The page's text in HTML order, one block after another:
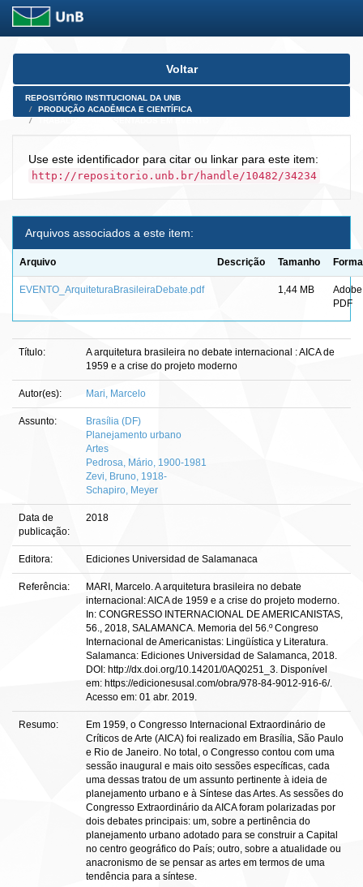
Skip
Voltar
REPOSITÓRIO INSTITUCIONAL DA UNB
PRODUÇÃO ACADÊMICA E CIENTÍFICA
Use este identificador para citar ou linkar para este item:
http://repositorio.unb.br/handle/10482/34234
Arquivos associados a este item:
Arquivo Descrição Tamanho
EVENTO_ArquiteturaBrasileiraDebate.pdf 1,44 MB
Adobe
PDF
Título:
A arquitetura brasileira no debate internacional : AICA de
1959 e a crise do projeto moderno
Autor(es): Mari, Marcelo
Assunto:
Brasília (DF)
Planejamento urbano
Artes
Pedrosa, Mário, 1900-1981
Zevi, Bruno, 1918-
Schapiro, Meyer
Data de
publicação:
2018
Editora: Ediciones Universidad de Salamanaca
Referência:
MARI, Marcelo. A arquitetura brasileira no debate
internacional: AICA de 1959 e a crise do projeto moderno.
In: CONGRESSO INTERNACIONAL DE AMERICANISTAS,
56., 2018, SALAMANCA. Memoria del 56.º Congreso
Internacional de Americanistas: Lingüística y Literatura.
Salamanca: Ediciones Universidad de Salamanca, 2018.
DOI: http://dx.doi.org/10.14201/0AQ0251_3. Disponível
em: https://edicionesusal.com/obra/978-84-9012-916-6/.
Acesso em: 01 abr. 2019.
Resumo:
Em 1959, o Congresso Internacional Extraordinário de
Críticos de Arte (AICA) foi realizado em Brasília, São Paulo
e Rio de Janeiro. No total, o Congresso contou com uma
sessão inaugural e mais oito sessões específicas, cada
uma dessas tratou de um assunto pertinente à ideia de
planejamento urbano e à Síntese das Artes. As sessões do
Congresso Extraordinário da AICA foram polarizadas por
dois debates principais: um, sobre a pertinência do
planejamento urbano adotado para se construir a Capital
no centro geográfico do País; outro, sobre a atualidade ou
anacronismo de se pensar as artes em termos de uma
tendência para a síntese.